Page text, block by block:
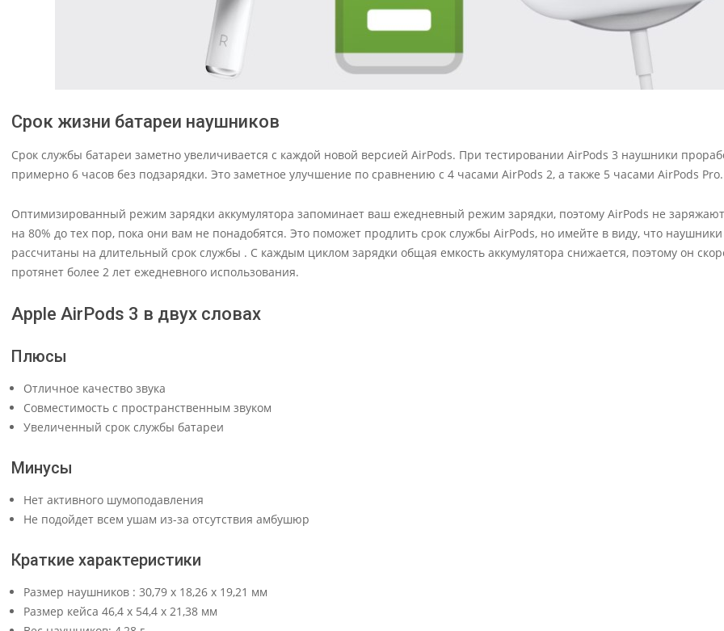
Срок жизни батареи наушников
Срок службы батареи заметно увеличивается с каждой новой версией AirPods. При тестировании AirPods 3 наушники
примерно 6 часов без подзарядки. Это заметное улучшение по сравнению с 4 часами AirPods 2, а также 5 часами AirPods Pro.
Оптимизированный режим зарядки аккумулятора запоминает ваш ежедневный режим зарядки, поэтому AirPods не
на 80% до тех пор, пока они вам не понадобятся. Это поможет продлить срок службы AirPods, но имейте в виду, что
рассчитаны на длительный срок службы . С каждым циклом зарядки общая емкость аккумулятора снижается, поэтому он
протянет более 2 лет ежедневного использования.
Apple AirPods 3 в двух словах
Плюсы
Отличное качество звука
Совместимость с пространственным звуком
Увеличенный срок службы батареи
Минусы
Нет активного шумоподавления
Не подойдет всем ушам из-за отсутствия амбушюр
Краткие характеристики
Размер наушников : 30,79 x 18,26 x 19,21 мм
Размер кейса 46,4 x 54,4 x 21,38 мм